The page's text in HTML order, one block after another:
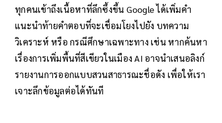
ทุกคนเข้าถึงเนื้อหาที่ลึกซึ้งขึ้น Google ได้เพิ่มคำ
แนะนำท้ายคำตอบที่จะเชื่อมโยงไปยัง บทความ
วิเคราะห์ หรือ กรณีศึกษาเฉพาะทาง เช่น หากค้นหา
เรื่องการเพิ่มพื้นที่สีเขียวในเมือง AI อาจนำเสนอลิงก์
รายงานการออกแบบสวนสาธารณะชื่อดัง เพื่อให้เรา
เจาะลึกข้อมูลต่อได้ทันที